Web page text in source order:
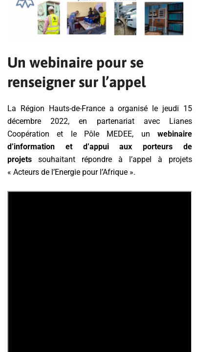
Un webinaire pour se
renseigner sur l’appel
La Région Hauts-de-France a organisé le jeudi 15
décembre 2022, en partenariat avec Lianes
Coopération et le Pôle MEDEE, un webinaire
d’information et d’appui aux porteurs de
projets souhaitant répondre à l’appel à projets
« Acteurs de l’Energie pour l’Afrique ».